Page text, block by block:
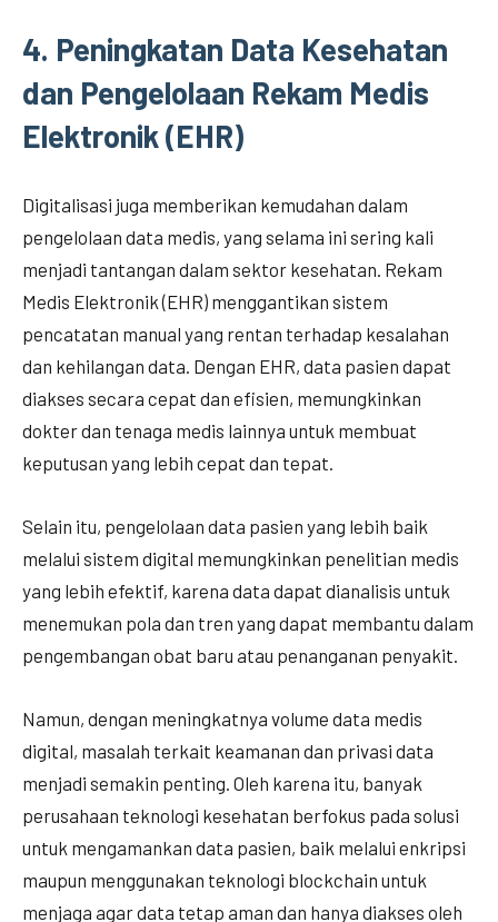
4. Peningkatan Data Kesehatan
dan Pengelolaan Rekam Medis
Elektronik (EHR)
Digitalisasi juga memberikan kemudahan dalam
pengelolaan data medis, yang selama ini sering kali
menjadi tantangan dalam sektor kesehatan. Rekam
Medis Elektronik (EHR) menggantikan sistem
pencatatan manual yang rentan terhadap kesalahan
dan kehilangan data. Dengan EHR, data pasien dapat
diakses secara cepat dan efisien, memungkinkan
dokter dan tenaga medis lainnya untuk membuat
keputusan yang lebih cepat dan tepat.
Selain itu, pengelolaan data pasien yang lebih baik
melalui sistem digital memungkinkan penelitian medis
yang lebih efektif, karena data dapat dianalisis untuk
menemukan pola dan tren yang dapat membantu dalam
pengembangan obat baru atau penanganan penyakit.
Namun, dengan meningkatnya volume data medis
digital, masalah terkait keamanan dan privasi data
menjadi semakin penting. Oleh karena itu, banyak
perusahaan teknologi kesehatan berfokus pada solusi
untuk mengamankan data pasien, baik melalui enkripsi
maupun menggunakan teknologi blockchain untuk
menjaga agar data tetap aman dan hanya diakses oleh